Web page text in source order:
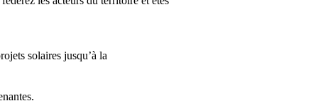
solaires jusqu’à la